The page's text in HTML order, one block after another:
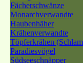
Fächerschwänze
Monarchverwandte
Haubenhäher
Krähenverwandte
Töpferkrähen
Paradiesvögel
Südseeschnäpper